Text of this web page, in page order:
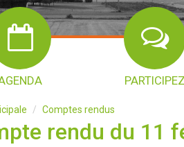
PARTICIPEZ
Comptes rendus
rendu du 11